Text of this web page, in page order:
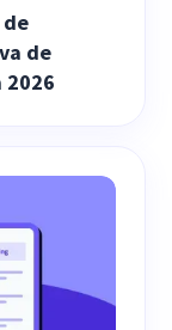
de
2026